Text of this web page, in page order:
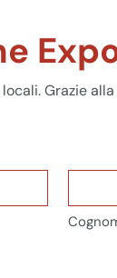
Grazie